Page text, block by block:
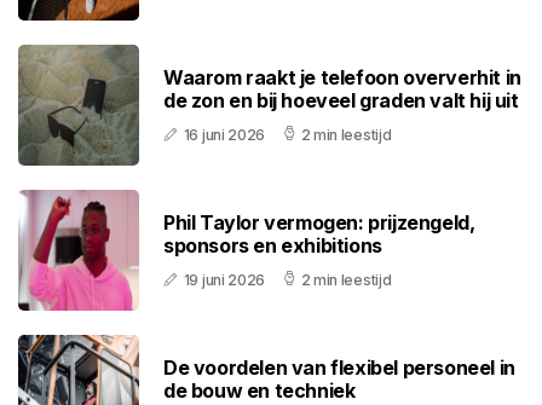
Waarom raakt je telefoon oververhit in
de zon en bij hoeveel graden valt hij uit
16 juni 2026 2 min leestijd
Phil Taylor vermogen: prijzengeld,
sponsors en exhibitions
19 juni 2026 2 min leestijd
De voordelen van flexibel personeel in
de bouw en techniek